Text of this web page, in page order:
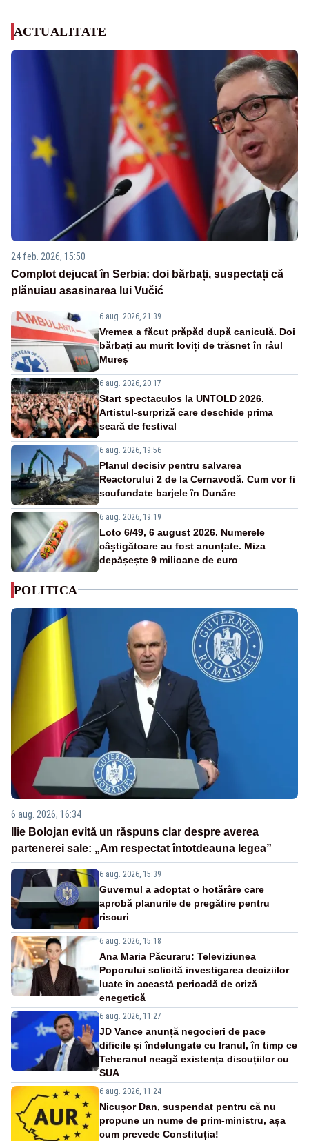
ACTUALITATE
24 feb. 2026, 15:50
Complot dejucat în Serbia: doi bărbați, suspectați că
plănuiau asasinarea lui Vučić
6 aug. 2026, 21:39
Vremea a făcut prăpăd după caniculă. Doi
bărbați au murit loviți de trăsnet în râul
Mureș
6 aug. 2026, 20:17
Start spectaculos la UNTOLD 2026.
Artistul-surpriză care deschide prima
seară de festival
6 aug. 2026, 19:56
Planul decisiv pentru salvarea
Reactorului 2 de la Cernavodă. Cum vor fi
scufundate barjele în Dunăre
6 aug. 2026, 19:19
Loto 6/49, 6 august 2026. Numerele
câștigătoare au fost anunțate. Miza
depășește 9 milioane de euro
POLITICA
6 aug. 2026, 16:34
Ilie Bolojan evită un răspuns clar despre averea
partenerei sale: „Am respectat întotdeauna legea”
6 aug. 2026, 15:39
Guvernul a adoptat o hotărâre care
aprobă planurile de pregătire pentru
riscuri
6 aug. 2026, 15:18
Ana Maria Păcuraru: Televiziunea
Poporului solicită investigarea deciziilor
luate în această perioadă de criză
enegetică
6 aug. 2026, 11:27
JD Vance anunță negocieri de pace
dificile și îndelungate cu Iranul, în timp ce
Teheranul neagă existența discuțiilor cu
SUA
6 aug. 2026, 11:24
Nicușor Dan, suspendat pentru că nu
propune un nume de prim-ministru, așa
cum prevede Constituția!